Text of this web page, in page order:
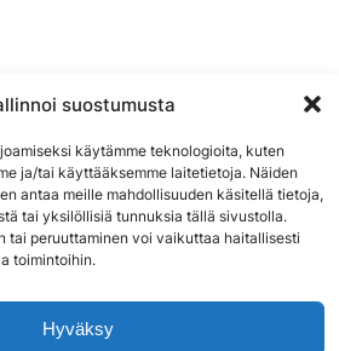
suostumusta
käytämme teknologioita, kuten
ja/tai käyttääksemme laitetietoja. Näiden
antaa meille mahdollisuuden käsitellä tietoja,
tai yksilöllisiä tunnuksia tällä sivustolla.
tai peruuttaminen voi vaikuttaa haitallisesti
toimintoihin.
Hyväksy